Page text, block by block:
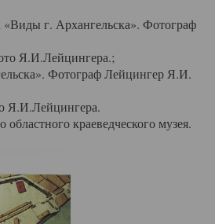
г. Архангельска». Фотограф
Я.И.Лейцингера.;
Фотограф Лейцингер Я.И.
Я.И.Лейцингера.
краеведческого музея.